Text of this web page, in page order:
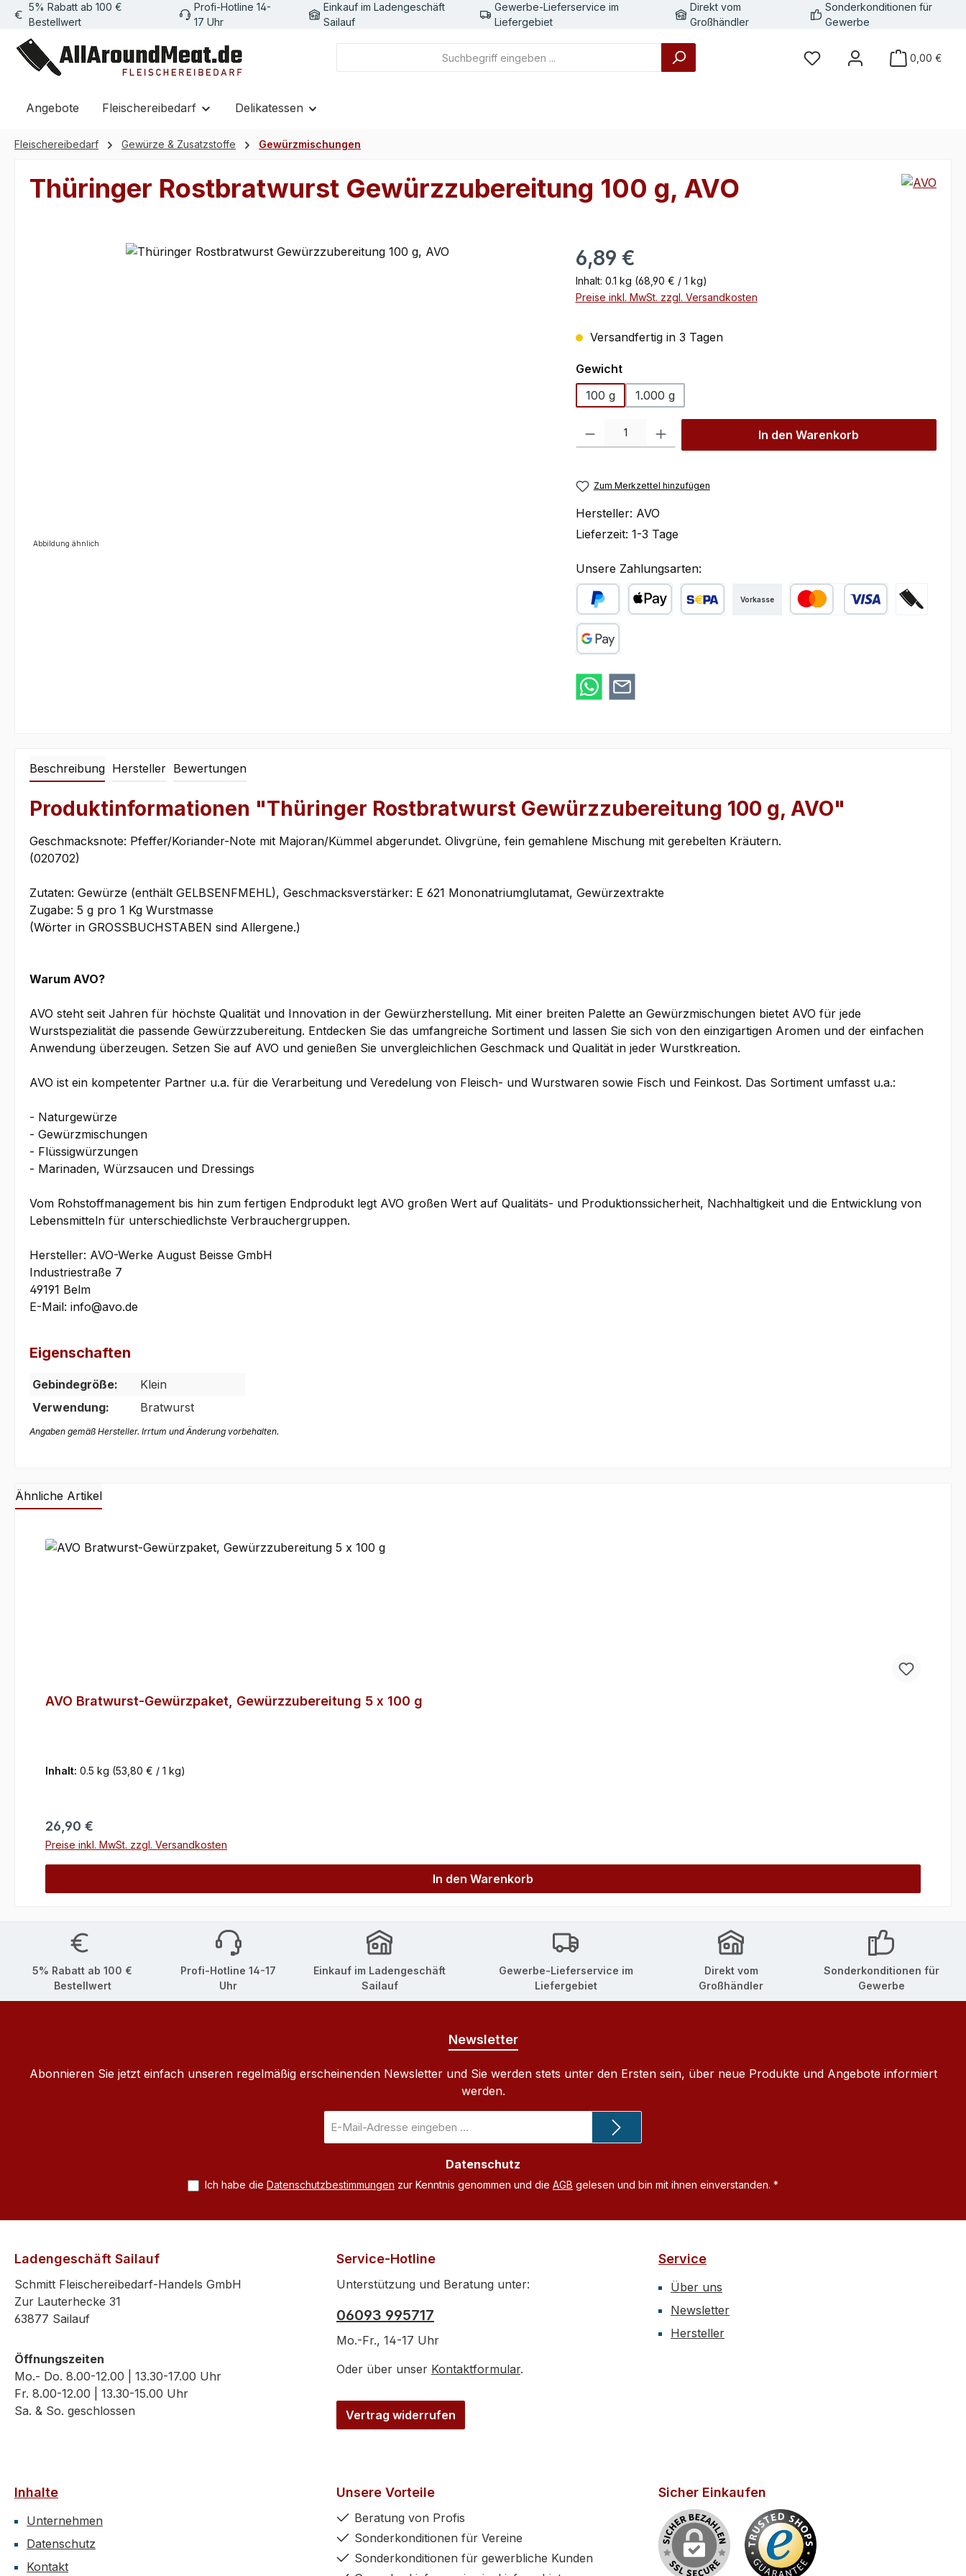
Hauptinhalt springen
Zur Suche springen
Zur Hauptnavigation springen
5% Rabatt ab 100 €
Bestellwert
Profi-Hotline 14-
17 Uhr
Einkauf im Ladengeschäft
Sailauf
Gewerbe-Lieferservice im
Liefergebiet
Direkt vom
Großhändler
Sonderkonditionen für
Gewerbe
0,00 €
Angebote Fleischereibedarf Delikatessen
Fleischereibedarf Gewürze & Zusatzstoffe Gewürzmischungen
Thüringer Rostbratwurst Gewürzzubereitung 100 g, AVO
Bildergalerie überspringen
Abbildung ähnlich
Regulärer Preis:
6,89 €
Inhalt: 0.1 kg (68,90 € / 1 kg)
Preise inkl. MwSt. zzgl. Versandkosten
Versandfertig in 3 Tagen
Gewichtauswählen
100 g
1.000 g
Produkt Anzahl: Gib den gewünschten Wert ein oder benutze die Schaltflächen
In den Warenkorb
Zum Merkzettel hinzufügen
Hersteller: AVO
Lieferzeit: 1-3 Tage
Unsere Zahlungsarten:
PayPal
Vorkasse
Beschreibung Hersteller Bewertungen
Produktinformationen "Thüringer Rostbratwurst Gewürzzubereitung 100 g, AVO"
Geschmacksnote: Pfeffer/Koriander-Note mit Majoran/Kümmel abgerundet. Olivgrüne, fein gemahlene Mischung mit gerebelten Kräutern.
(020702)
Zutaten: Gewürze (enthält GELBSENFMEHL), Geschmacksverstärker: E 621 Mononatriumglutamat, Gewürzextrakte
Zugabe: 5 g pro 1 Kg Wurstmasse
(Wörter in GROSSBUCHSTABEN sind Allergene.)
Warum AVO?
AVO steht seit Jahren für höchste Qualität und Innovation in der Gewürzherstellung. Mit einer breiten Palette an Gewürzmischungen bietet AVO für jede
Wurstspezialität die passende Gewürzzubereitung. Entdecken Sie das umfangreiche Sortiment und lassen Sie sich von den einzigartigen Aromen und der einfachen
Anwendung überzeugen. Setzen Sie auf AVO und genießen Sie unvergleichlichen Geschmack und Qualität in jeder Wurstkreation.
AVO ist ein kompetenter Partner u.a. für die Verarbeitung und Veredelung von Fleisch- und Wurstwaren sowie Fisch und Feinkost. Das Sortiment umfasst u.a.:
- Naturgewürze
- Gewürzmischungen
- Flüssigwürzungen
- Marinaden, Würzsaucen und Dressings
Vom Rohstoffmanagement bis hin zum fertigen Endprodukt legt AVO großen Wert auf Qualitäts- und Produktionssicherheit, Nachhaltigkeit und die Entwicklung von
Lebensmitteln für unterschiedlichste Verbrauchergruppen.
Hersteller: AVO-Werke August Beisse GmbH
Industriestraße 7
49191 Belm
E-Mail: info@avo.de
Eigenschaften
Gebindegröße:
Klein
Verwendung:
Bratwurst
Angaben gemäß Hersteller. Irrtum und Änderung vorbehalten.
Ähnliche Artikel
AVO Bratwurst-Gewürzpaket, Gewürzzubereitung 5 x 100 g
Inhalt: 0.5 kg (53,80 € / 1 kg)
Regulärer Preis:
26,90 €
Preise inkl. MwSt. zzgl. Versandkosten
In den Warenkorb
5% Rabatt ab 100 €
Bestellwert
Profi-Hotline 14-17
Uhr
Einkauf im Ladengeschäft
Sailauf
Gewerbe-Lieferservice im
Liefergebiet
Direkt vom
Großhändler
Sonderkonditionen für
Gewerbe
Newsletter
Abonnieren Sie jetzt einfach unseren regelmäßig erscheinenden Newsletter und Sie werden stets unter den Ersten sein, über neue Produkte und Angebote informiert
werden.
Mail-
Datenschutz
Ich habe die Datenschutzbestimmungen zur Kenntnis genommen und die AGB gelesen und bin mit ihnen einverstanden. *
Service-Hotline
Unterstützung und Beratung unter:
06093 995717
Mo.-Fr., 14-17 Uhr
Oder über unser Kontaktformular.
Vertrag widerrufen
Ladengeschäft Sailauf
Schmitt Fleischereibedarf-Handels GmbH
Zur Lauterhecke 31
63877 Sailauf
Öffnungszeiten
Mo.- Do. 8.00-12.00 | 13.30-17.00 Uhr
Fr. 8.00-12.00 | 13.30-15.00 Uhr
Sa. & So. geschlossen
Service
Über uns
Newsletter
Hersteller
Inhalte
Unternehmen
Datenschutz
Kontakt
Unsere Vorteile
Beratung von Profis
Sonderkonditionen für Vereine
Sonderkonditionen für gewerbliche Kunden
Sicher Einkaufen